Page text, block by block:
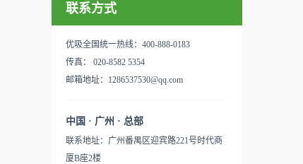
所、使用方法：见产品说明手
以辅助净化空气，醛博士一肚
用。放在车里不仅能装饰更能
的研发出治理甲醛的产品，而
我们的“醛博士”就担此重任。
无定形碳，也有排列规整的晶
体碳。优吸活性炭具有较强的
吸附性，广泛应用于生产、生
活中。主要功能：吸附异味应
用范围：汽车、冰箱、食品
联系方式
优吸全国统一热线：400-888-0183
传真： 020-8582 5354
邮箱地址：1286537530@qq.com
中国 · 广州 · 总部
联系地址：广州番禺区迎宾路221号时代商
厦B座2楼